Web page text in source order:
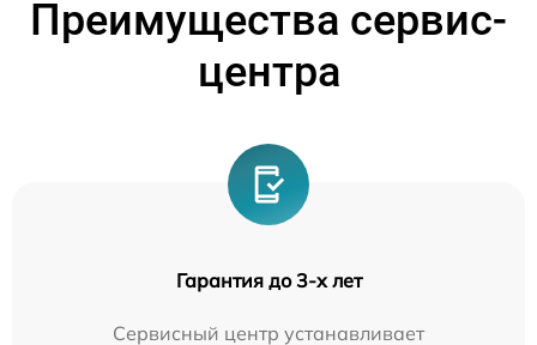
Преимущества сервис-
центра
Гарантия до 3-х лет
Сервисный центр устанавливает